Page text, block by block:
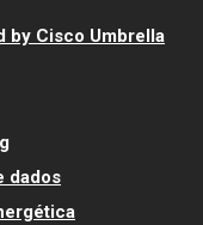
by Cisco Umbrella
dados